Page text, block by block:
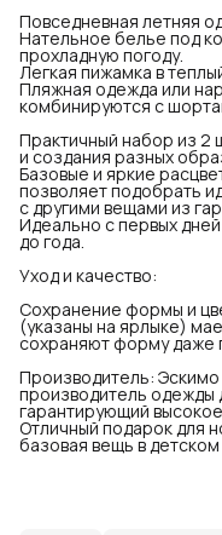
Повседневная летняя
Нательное белье под
прохладную погоду.
Легкая пижамка в
Пляжная одежда или
комбинируются с
Практичный набор из 2
и создания разных
Базовые и яркие
позволяет подобрать
с другими вещами из
Идеально с первых
до года.
Уход и качество:
Сохранение формы и
(указаны на ярлыке)
сохраняют форму даже
Производитель:
производитель одежды
гарантирующий
Отличный подарок для
базовая вещь в